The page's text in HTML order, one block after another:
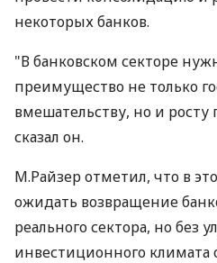
некоторых банков.
"В банковском секторе
преимущество не только
вмешательству, но и росту
сказал он.
М.Райзер отметил, что в
ожидать возвращение
реального сектора, но без
инвестиционного